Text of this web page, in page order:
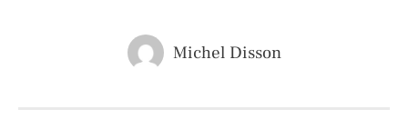
Michel Disson